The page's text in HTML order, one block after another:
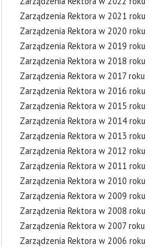
Zarządzenia Rektora w 2021 roku
Zarządzenia Rektora w 2020 roku
Zarządzenia Rektora w 2019 roku
Zarządzenia Rektora w 2018 roku
Zarządzenia Rektora w 2017 roku
Zarządzenia Rektora w 2016 roku
Zarządzenia Rektora w 2015 roku
Zarządzenia Rektora w 2014 roku
Zarządzenia Rektora w 2013 roku
Zarządzenia Rektora w 2012 roku
Zarządzenia Rektora w 2011 roku
Zarządzenia Rektora w 2010 roku
Zarządzenia Rektora w 2009 roku
Zarządzenia Rektora w 2008 roku
Zarządzenia Rektora w 2007 roku
Zarządzenia Rektora w 2006 roku